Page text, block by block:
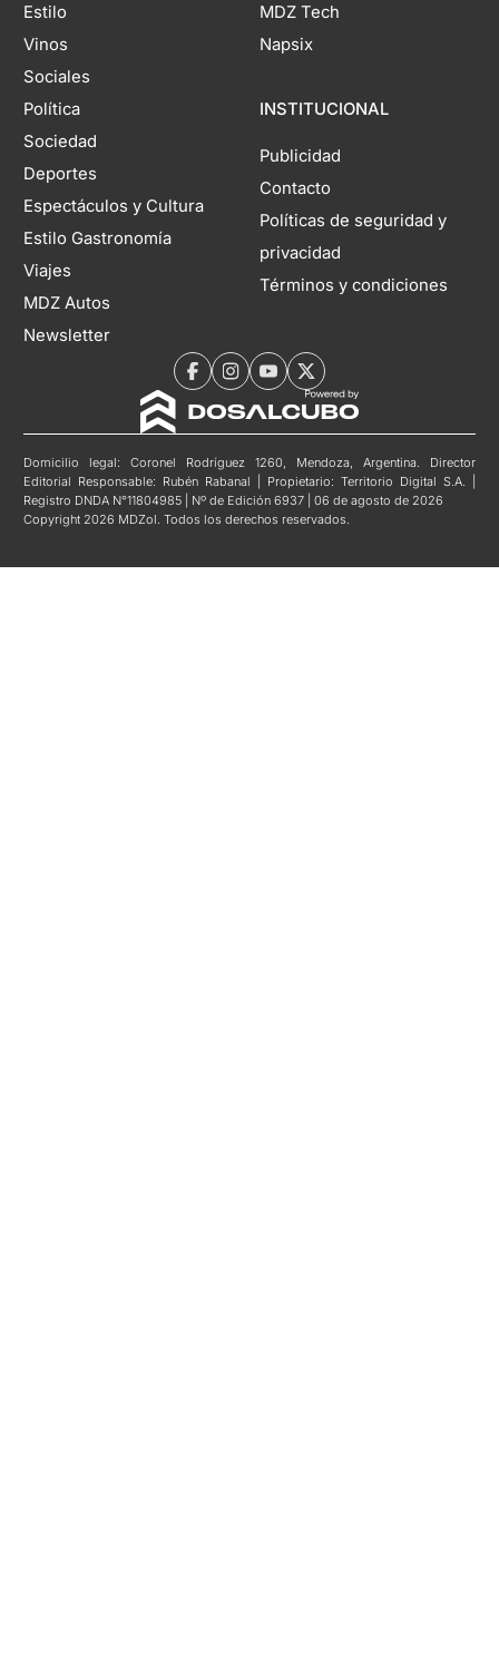
Estilo
Vinos
Sociales
Política
Sociedad
Deportes
Espectáculos y Cultura
Estilo Gastronomía
Viajes
MDZ Autos
Newsletter
MDZ Tech
Napsix
INSTITUCIONAL
Publicidad
Contacto
Políticas de seguridad y
privacidad
Términos y condiciones
Domicilio legal: Coronel Rodríguez 1260, Mendoza, Argentina. Director
Editorial Responsable: Rubén Rabanal | Propietario: Territorio Digital S.A. |
Registro DNDA N°11804985 | Nº de Edición 6937 | 06 de agosto de 2026
Copyright 2026 MDZol. Todos los derechos reservados.